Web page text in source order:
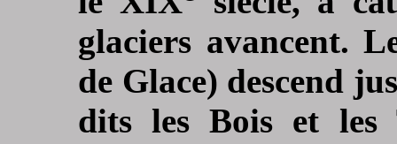
glaciers avancent.
de Glace) descend
dits les Bois et les